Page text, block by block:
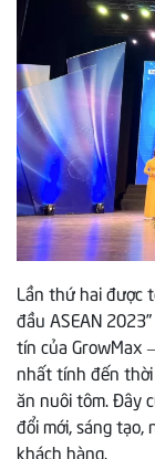
Lần thứ hai được
đầu ASEAN
tín của GrowMax
nhất tính đến
ăn nuôi tôm. Đây
đổi mới, sáng tạo,
khách hàng.